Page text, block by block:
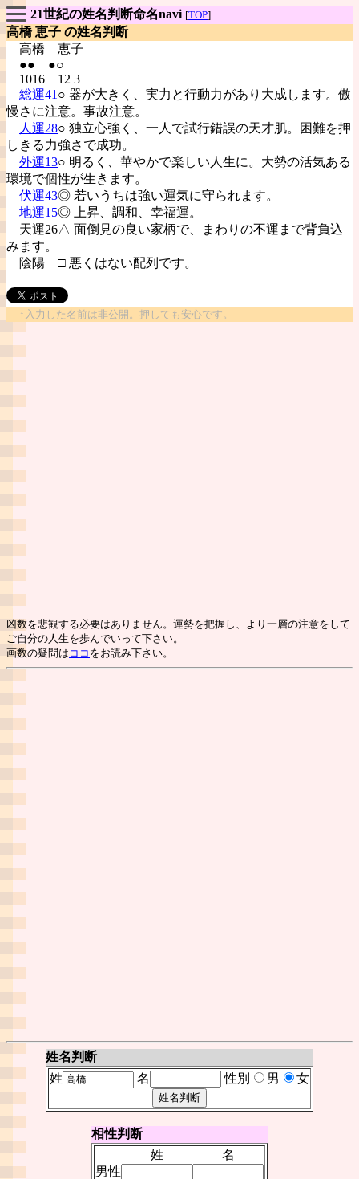
21世紀の姓名判断命名navi [TOP]
高橋 恵子 の姓名判断
高橋 恵子
●● ●○
1016 12 3
総運41 ○ 器が大きく、実力と行動力があり大成します。傲
慢さに注意。事故注意。
人運28○ 独立心強く、一人で試行錯誤の天才肌。困難を押
しきる力強さで成功。
外運13○ 明るく、華やかで楽しい人生に。大勢の活気ある
環境で個性が生きます。
伏運43◎ 若いうちは強い運気に守られます。
地運15◎ 上昇、調和、幸福運。
天運26△ 面倒見の良い家柄で、まわりの不運まで背負込
みます。
陰陽 □ 悪くはない配列です。
↑入力した名前は非公開。押しても安心です。
凶数を悲観する必要はありません。運勢を把握し、より一層の注意をして
ご自分の人生を歩んでいって下さい。
画数の疑問は ココ をお読み下さい。
姓名判断
姓
名 性別 男 女
相性判断
姓
名
男性